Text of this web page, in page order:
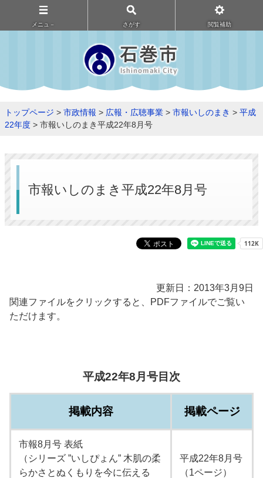
メニュ－ さがす 閲覧補助
トップページ > 市政情報 > 広報・広聴事業 > 市報いしのまき > 平成
22年度 > 市報いしのまき平成22年8月号
市報いしのまき平成22年8月号
更新日：2013年3月9日
関連ファイルをクリックすると、PDFファイルでご覧い
ただけます。
平成22年8月号目次
掲載内容 掲載ページ
市報8月号 表紙
（シリーズ ”いしぴょん” 木肌の柔
らかさとぬくもりを今に伝える
平成22年8月号
（1ページ）